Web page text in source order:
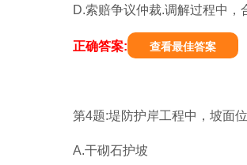
D.索赔争议仲裁.调解过程中
正确答案: 查看最佳答案
第4题:堤防护岸工程中，坡面
A.干砌石护坡